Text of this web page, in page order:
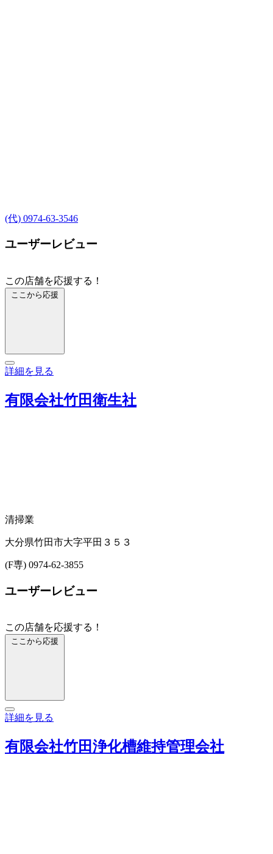
(代) 0974-63-3546
ユーザーレビュー
この店舗を応援する！
ここから応援
詳細を見る
有限会社竹田衛生社
清掃業
大分県竹田市大字平田３５３
(F専) 0974-62-3855
ユーザーレビュー
この店舗を応援する！
ここから応援
詳細を見る
有限会社竹田浄化槽維持管理会社